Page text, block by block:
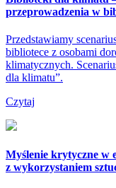
przeprowadzenia w
Przedstawiamy
bibliotece z osobami
klimatycznych.
dla klimatu”.
Czytaj
Myślenie krytyczne w
z wykorzystaniem